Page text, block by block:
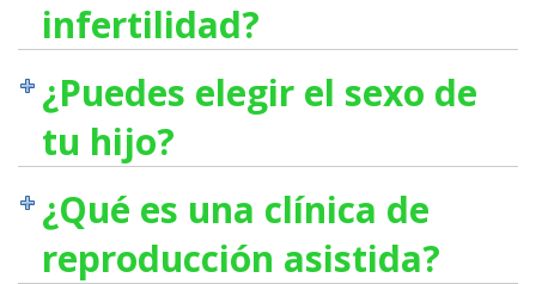
infertilidad?
¿Puedes elegir el sexo de
tu hijo?
¿Qué es una clínica de
reproducción asistida?